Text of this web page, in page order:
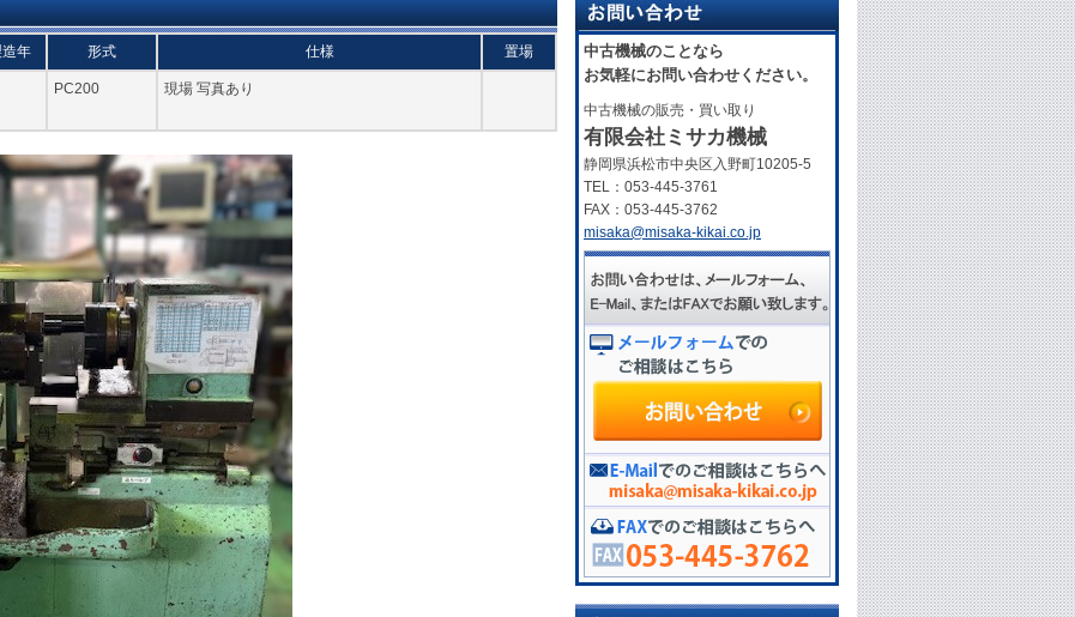
年 形式 仕様 置場
PC200 現場 写真あり
中古機械のことなら
お気軽にお問い合わせください。
中古機械の販売・買い取り
有限会社ミサカ機械
静岡県浜松市中央区入野町10205-5
TEL：053-445-3761
FAX：053-445-3762
misaka@misaka-kikai.co.jp